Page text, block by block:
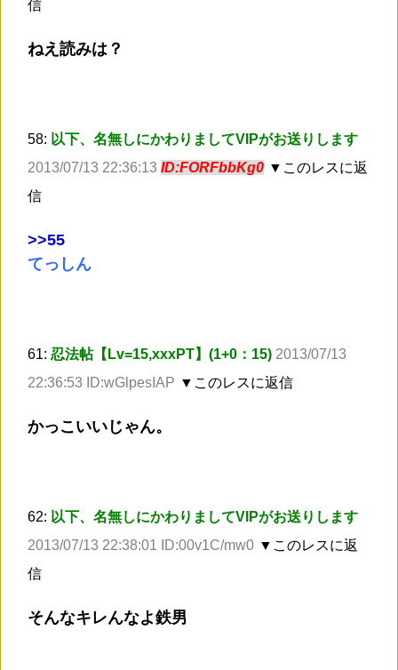
信
ねえ読みは？
58: 以下、名無しにかわりましてVIPがお送りします
2013/07/13 22:36:13 ID:FORFbbKg0 ▼このレスに返
信
>>55
てっしん
61: 忍法帖【Lv=15,xxxPT】(1+0：15) 2013/07/13
22:36:53 ID:wGlpesIAP ▼このレスに返信
かっこいいじゃん。
62: 以下、名無しにかわりましてVIPがお送りします
2013/07/13 22:38:01 ID:00v1C/mw0 ▼このレスに返
信
そんなキレんなよ鉄男